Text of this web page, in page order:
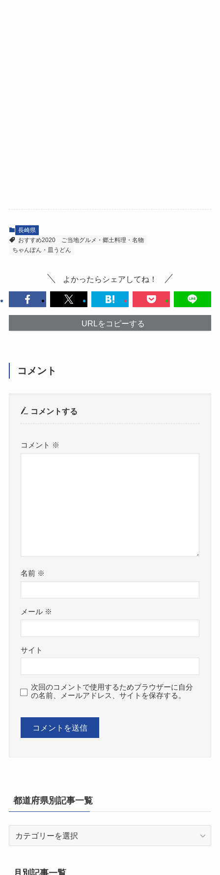
長崎県
おすすめ2020
ご当地グルメ・郷土料理・名物
ちゃんぽん・皿うどん
よかったらシェアしてね！
URLをコピーする
コメント
コメントする
コメント ※
名前 ※
メール ※
サイト
次回のコメントで使用するためブラウザーに自分
の名前、メールアドレス、サイトを保存する。
都道府県別記事一覧
県